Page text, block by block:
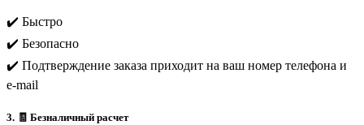
✔️ Быстро
✔️ Безопасно
✔️ Подтверждение заказа приходит на ваш номер телефона и
e-mail
3. 🧾 Безналичный расчет